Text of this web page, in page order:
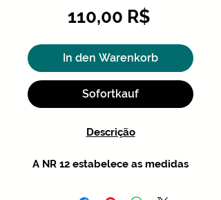
110,00 R$Preis
In den Warenkorb
Sofortkauf
Descrição
A NR 12 estabelece as medidas
higiene do trabalho a serem